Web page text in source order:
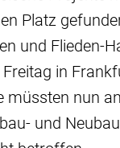
Platz
und Flieden-
in
müssten nun
und